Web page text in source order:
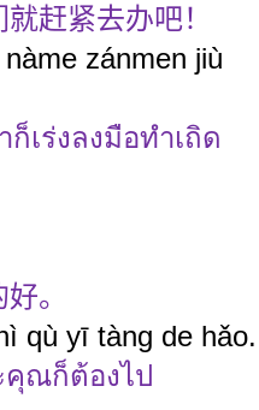
赶紧去办吧！
zánmen jiù
เร่งลงมือทำเถิด
。
qù yī tàng de hǎo.
คุณก็ต้องไป